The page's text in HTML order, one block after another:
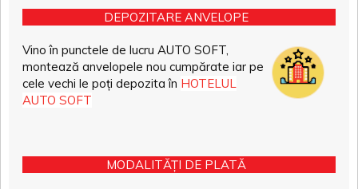
DEPOZITARE ANVELOPE
Vino în punctele de lucru AUTO SOFT,
montează anvelopele nou cumpărate iar pe
cele vechi le poți depozita în HOTELUL
AUTO SOFT
MODALITĂȚI DE PLATĂ